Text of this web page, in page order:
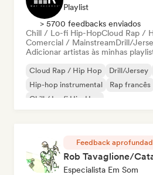
Playlist
> 5700 feedbacks enviados
Chill / Lo-fi Hip-HopCloud Rap /
Comercial / MainstreamDrill/
Adicionar artistas às minhas
Cloud Rap / Hip Hop Drill/Jersey
Hip-hop instrumental
Rap francês
Chill / Lo-fi Hip-Hop
Feedback
Rob Tavaglione/
Especialista Em Som